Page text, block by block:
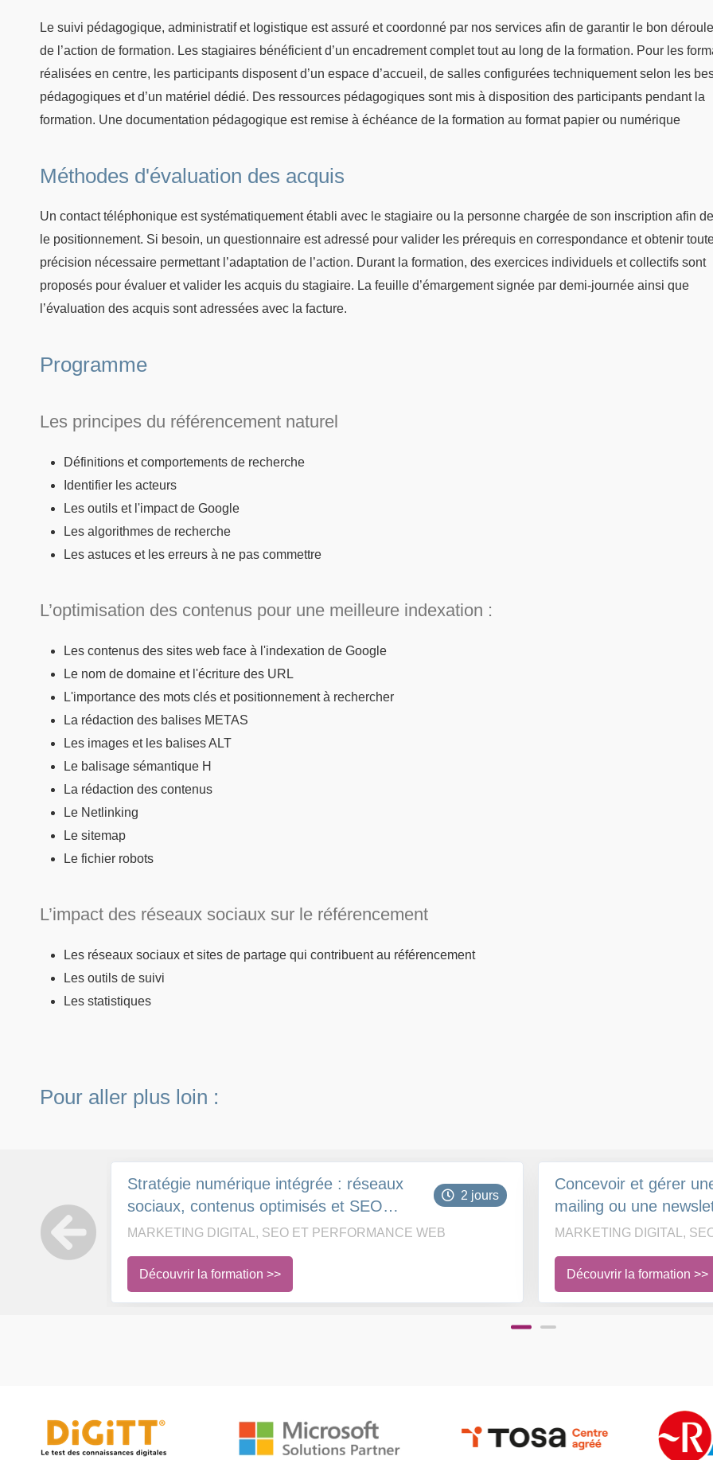
Le suivi pédagogique, administratif et logistique est assuré et coordonné par nos services afin de garantir le bon
de l’action de formation. Les stagiaires bénéficient d’un encadrement complet tout au long de la formation. Pour les
réalisées en centre, les participants disposent d’un espace d’accueil, de salles configurées techniquement selon les
pédagogiques et d’un matériel dédié. Des ressources pédagogiques sont mis à disposition des participants pendant la
formation. Une documentation pédagogique est remise à échéance de la formation au format papier ou numérique
Méthodes d'évaluation des acquis
Un contact téléphonique est systématiquement établi avec le stagiaire ou la personne chargée de son inscription afin
le positionnement. Si besoin, un questionnaire est adressé pour valider les prérequis en correspondance et obtenir
précision nécessaire permettant l’adaptation de l’action. Durant la formation, des exercices individuels et collectifs sont
proposés pour évaluer et valider les acquis du stagiaire. La feuille d’émargement signée par demi-journée ainsi que
l’évaluation des acquis sont adressées avec la facture.
Programme
Les principes du référencement naturel
Définitions et comportements de recherche
Identifier les acteurs
Les outils et l'impact de Google
Les algorithmes de recherche
Les astuces et les erreurs à ne pas commettre
L’optimisation des contenus pour une meilleure indexation :
Les contenus des sites web face à l'indexation de Google
Le nom de domaine et l'écriture des URL
L'importance des mots clés et positionnement à rechercher
La rédaction des balises METAS
Les images et les balises ALT
Le balisage sémantique H
La rédaction des contenus
Le Netlinking
Le sitemap
Le fichier robots
L’impact des réseaux sociaux sur le référencement
Les réseaux sociaux et sites de partage qui contribuent au référencement
Les outils de suivi
Les statistiques
Pour aller plus loin :
Stratégie numérique intégrée : réseaux
sociaux, contenus optimisés et SEO
(avec Intelligence Artificielle)
2 jours
MARKETING DIGITAL, SEO ET PERFORMANCE WEB
Découvrir la formation >>
Concevoir et gérer
mailing ou une
MARKETING DIGITAL,
Découvrir la formation >>